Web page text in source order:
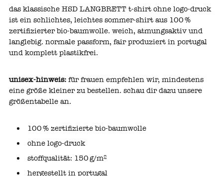
das klassische HSD LANGBRETT t‑shirt ohne logo‑druck
ist ein schlichtes, leichtes sommer‑shirt aus 100 %
zertifizierter bio‑baumwolle. weich, atmungsaktiv und
langlebig. normale passform, fair produziert in portugal
und komplett plastikfrei.
unisex‑hinweis:für frauen empfehlen wir, mindestens
eine größe kleiner zu bestellen. schau dir dazu unsere
größentabellean.
100 % zertifizierte bio‑baumwolle
ohne logo‑druck
stoffqualität: 150 g/m²
hergestellt in portugal